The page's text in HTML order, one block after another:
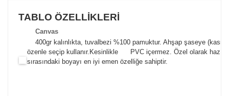
TABLO ÖZELLİKLERİ
Canvas
400gr kalınlıkta, tuvalbezi %100 pamuktur. Ahşap şaseye
özenle seçip kullanır. Kesinlikle PVC içermez. Özel olarak
sırasındaki boyayı en iyi emen özelliğe sahiptir.